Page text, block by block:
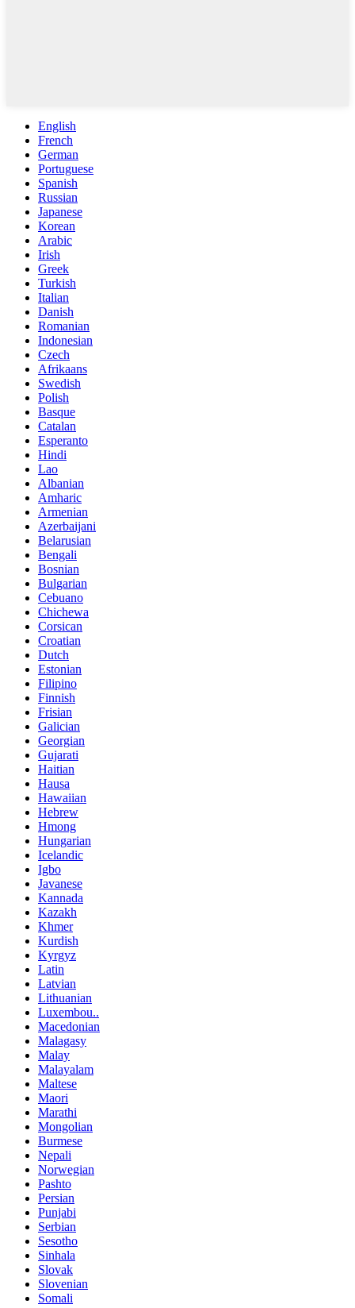
English
French
German
Portuguese
Spanish
Russian
Japanese
Korean
Arabic
Irish
Greek
Turkish
Italian
Danish
Romanian
Indonesian
Czech
Afrikaans
Swedish
Polish
Basque
Catalan
Esperanto
Hindi
Lao
Albanian
Amharic
Armenian
Azerbaijani
Belarusian
Bengali
Bosnian
Bulgarian
Cebuano
Chichewa
Corsican
Croatian
Dutch
Estonian
Filipino
Finnish
Frisian
Galician
Georgian
Gujarati
Haitian
Hausa
Hawaiian
Hebrew
Hmong
Hungarian
Icelandic
Igbo
Javanese
Kannada
Kazakh
Khmer
Kurdish
Kyrgyz
Latin
Latvian
Lithuanian
Luxembou..
Macedonian
Malagasy
Malay
Malayalam
Maltese
Maori
Marathi
Mongolian
Burmese
Nepali
Norwegian
Pashto
Persian
Punjabi
Serbian
Sesotho
Sinhala
Slovak
Slovenian
Somali